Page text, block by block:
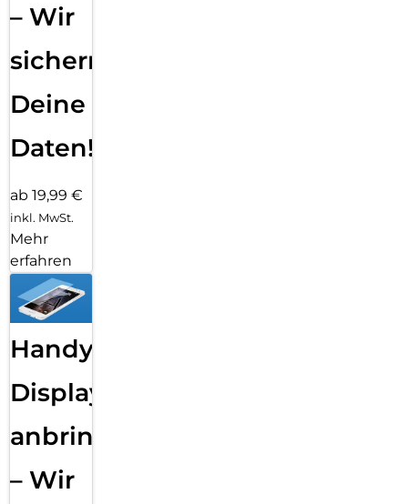
– Wir
sichern
Deine
Daten!
ab 19,99 €
inkl. MwSt.
Mehr
erfahren
Handy
Displayfolie
anbringen
– Wir